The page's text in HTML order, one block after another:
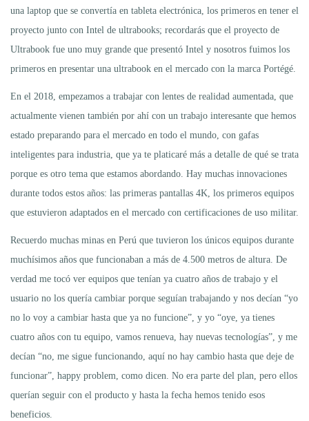
una laptop que se convertía en tableta electrónica, los primeros en tener el
proyecto junto con Intel de ultrabooks; recordarás que el proyecto de
Ultrabook fue uno muy grande que presentó Intel y nosotros fuimos los
primeros en presentar una ultrabook en el mercado con la marca Portégé.
En el 2018, empezamos a trabajar con lentes de realidad aumentada, que
actualmente vienen también por ahí con un trabajo interesante que hemos
estado preparando para el mercado en todo el mundo, con gafas
inteligentes para industria, que ya te platicaré más a detalle de qué se trata
porque es otro tema que estamos abordando. Hay muchas innovaciones
durante todos estos años: las primeras pantallas 4K, los primeros equipos
que estuvieron adaptados en el mercado con certificaciones de uso militar.
Recuerdo muchas minas en Perú que tuvieron los únicos equipos durante
muchísimos años que funcionaban a más de 4.500 metros de altura. De
verdad me tocó ver equipos que tenían ya cuatro años de trabajo y el
usuario no los quería cambiar porque seguían trabajando y nos decían “yo
no lo voy a cambiar hasta que ya no funcione”, y yo “oye, ya tienes
cuatro años con tu equipo, vamos renueva, hay nuevas tecnologías”, y me
decían “no, me sigue funcionando, aquí no hay cambio hasta que deje de
funcionar”, happy problem, como dicen. No era parte del plan, pero ellos
querían seguir con el producto y hasta la fecha hemos tenido esos
beneficios.